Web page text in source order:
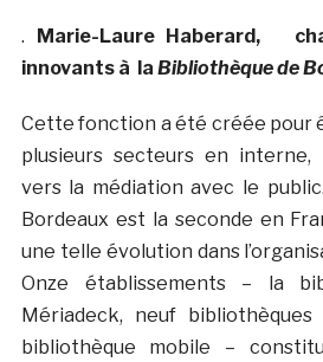
. Marie-Laure Haberard,
innovants à la Bibliothèque de
Cette fonction a été créée pour
plusieurs secteurs en
vers la médiation avec le
Bordeaux est la seconde en
une telle évolution dans
Onze établissements – la
Mériadeck, neuf
bibliothèque mobile –